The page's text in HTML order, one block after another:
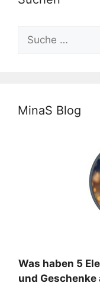
Suche
nach:
MinaS Blog
Was haben 5
und Geschenke